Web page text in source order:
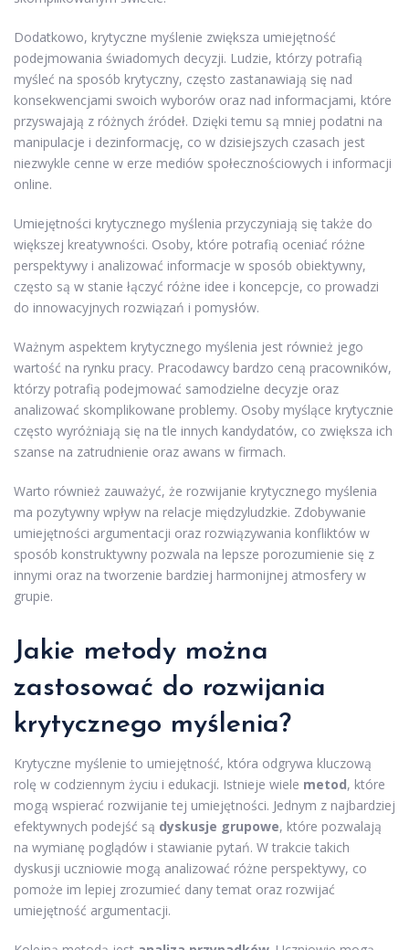
Dodatkowo, krytyczne myślenie zwiększa umiejętność
podejmowania świadomych decyzji. Ludzie, którzy potrafią
myśleć na sposób krytyczny, często zastanawiają się nad
konsekwencjami swoich wyborów oraz nad informacjami, które
przyswajają z różnych źródeł. Dzięki temu są mniej podatni na
manipulacje i dezinformację, co w dzisiejszych czasach jest
niezwykle cenne w erze mediów społecznościowych i informacji
online.
Umiejętności krytycznego myślenia przyczyniają się także do
większej kreatywności. Osoby, które potrafią oceniać różne
perspektywy i analizować informacje w sposób obiektywny,
często są w stanie łączyć różne idee i koncepcje, co prowadzi
do innowacyjnych rozwiązań i pomysłów.
Ważnym aspektem krytycznego myślenia jest również jego
wartość na rynku pracy. Pracodawcy bardzo ceną pracowników,
którzy potrafią podejmować samodzielne decyzje oraz
analizować skomplikowane problemy. Osoby myślące krytycznie
często wyróżniają się na tle innych kandydatów, co zwiększa ich
szanse na zatrudnienie oraz awans w firmach.
Warto również zauważyć, że rozwijanie krytycznego myślenia
ma pozytywny wpływ na relacje międzyludzkie. Zdobywanie
umiejętności argumentacji oraz rozwiązywania konfliktów w
sposób konstruktywny pozwala na lepsze porozumienie się z
innymi oraz na tworzenie bardziej harmonijnej atmosfery w
grupie.
Jakie metody można
zastosować do rozwijania
krytycznego myślenia?
Krytyczne myślenie to umiejętność, która odgrywa kluczową
rolę w codziennym życiu i edukacji. Istnieje wiele metod, które
mogą wspierać rozwijanie tej umiejętności. Jednym z najbardziej
efektywnych podejść są dyskusje grupowe, które pozwalają
na wymianę poglądów i stawianie pytań. W trakcie takich
dyskusji uczniowie mogą analizować różne perspektywy, co
pomoże im lepiej zrozumieć dany temat oraz rozwijać
umiejętność argumentacji.